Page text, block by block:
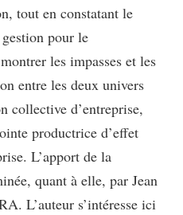
tout en constatant le
pour le
les impasses et les
entre les deux univers
collective d’entreprise,
productrice d’effet
L’apport de la
quant à elle, par Jean
L’auteur s’intéresse ici